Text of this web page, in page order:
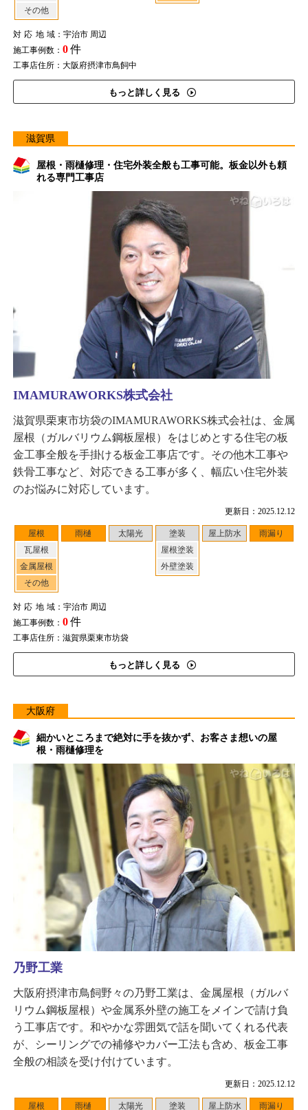
その他
対応地域：宇治市 周辺
施工事例数： 0件
工事店住所：大阪府摂津市鳥飼中
もっと詳しく見る
滋賀県
屋根・雨樋修理・住宅外装全般も工事可能。板金以外も頼
れる専門工事店
更新日：2025.12.12
屋根
瓦屋根
金属屋根
その他
雨樋 太陽光
塗装
屋根塗装
外壁塗装
屋上防水 雨漏り
対応地域：宇治市 周辺
施工事例数： 0件
工事店住所：滋賀県栗東市坊袋
もっと詳しく見る
IMAMURAWORKS株式会社
滋賀県栗東市坊袋のIMAMURAWORKS株式会社は、金属
屋根（ガルバリウム鋼板屋根）をはじめとする住宅の板
金工事全般を手掛ける板金工事店です。その他木工事や
鉄骨工事など、対応できる工事が多く、幅広い住宅外装
のお悩みに対応しています。
大阪府
細かいところまで絶対に手を抜かず、お客さま想いの屋
根・雨樋修理を
更新日：2025.12.12
屋根 雨樋 太陽光 塗装 屋上防水 雨漏り
乃野工業
大阪府摂津市鳥飼野々の乃野工業は、金属屋根（ガルバ
リウム鋼板屋根）や金属系外壁の施工をメインで請け負
う工事店です。和やかな雰囲気で話を聞いてくれる代表
が、シーリングでの補修やカバー工法も含め、板金工事
全般の相談を受け付けています。